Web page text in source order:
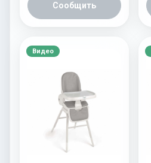
Сообщить
Видео